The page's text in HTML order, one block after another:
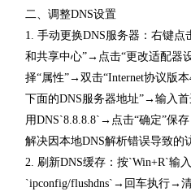
二、调整DNS设置
1. 手动更换DNS服务器：右键
和共享中心”→点击“更改适配
择“属性”→双击“Internet协议版
下面的DNS服务器地址”→输入首
用DNS`8.8.8.8`→点击“确定”保
解决因本地DNS解析错误导致的
2. 刷新DNS缓存：按`Win+R`输
`ipconfig/flushdns`→回车执行→